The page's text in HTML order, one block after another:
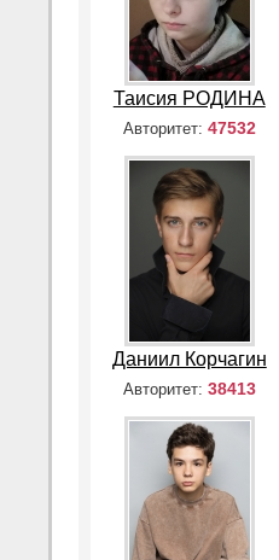
Таисия РОДИНА
Авторитет: 47532
Даниил Корчагин
Авторитет: 38413